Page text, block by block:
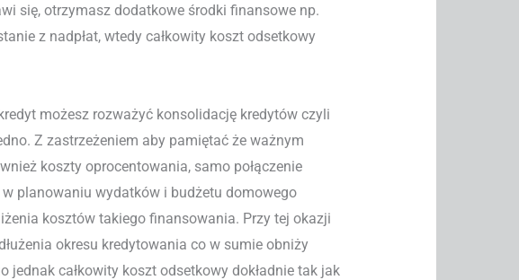
się, otrzymasz dodatkowe środki finansowe np.
z nadpłat, wtedy całkowity koszt odsetkowy
możesz rozważyć konsolidację kredytów czyli
Z zastrzeżeniem aby pamiętać że ważnym
koszty oprocentowania, samo połączenie
planowaniu wydatków i budżetu domowego
kosztów takiego finansowania. Przy tej okazji
okresu kredytowania co w sumie obniży
jednak całkowity koszt odsetkowy dokładnie tak jak